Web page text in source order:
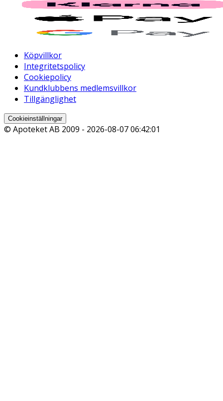
Köpvillkor
Integritetspolicy
Cookiepolicy
Kundklubbens medlemsvillkor
Tillgänglighet
Cookieinställningar
© Apoteket AB 2009 - 2026-08-07 06:42:01